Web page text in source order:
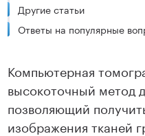
Другие статьи
Ответы на популярные
Компьютерная
высокоточный метод
позволяющий
изображения тканей